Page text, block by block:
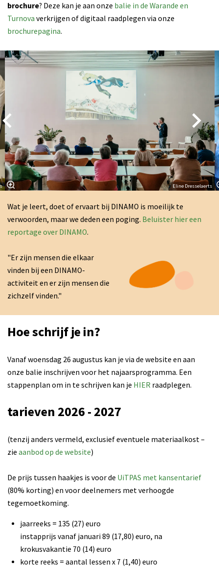
brochure? Deze kan je aan onze balie in de Warande en
Turnova verkrijgen of digitaal raadplegen via onze
brochurepagina.
Overslaan
Eline Dresselaerts
Wat je leert, doet of ervaart bij DINAMO is moeilijk te
verwoorden, maar we deden een poging. Beluister hier een
reportage over DINAMO.
"Er zijn mensen die elkaar
vinden bij een DINAMO-
activiteit en er zijn mensen die
zichzelf vinden."
Hoe schrijf je in?
Vanaf woensdag 26 augustus kan je via de website en aan
onze balie inschrijven voor het najaarsprogramma. Een
stappenplan om in te schrijven kan je HIER raadplegen.
tarieven 2026 - 2027
(tenzij anders vermeld, exclusief eventuele materiaalkost –
zie aanbod op de website)
De prijs tussen haakjes is voor de UiTPAS met kansentarief
(80% korting) en voor deelnemers met verhoogde
tegemoetkoming.
jaarreeks = 135 (27) euro
instapprijs vanaf januari 89 (17,80) euro, na
krokusvakantie 70 (14) euro
korte reeks = aantal lessen x 7 (1,40) euro